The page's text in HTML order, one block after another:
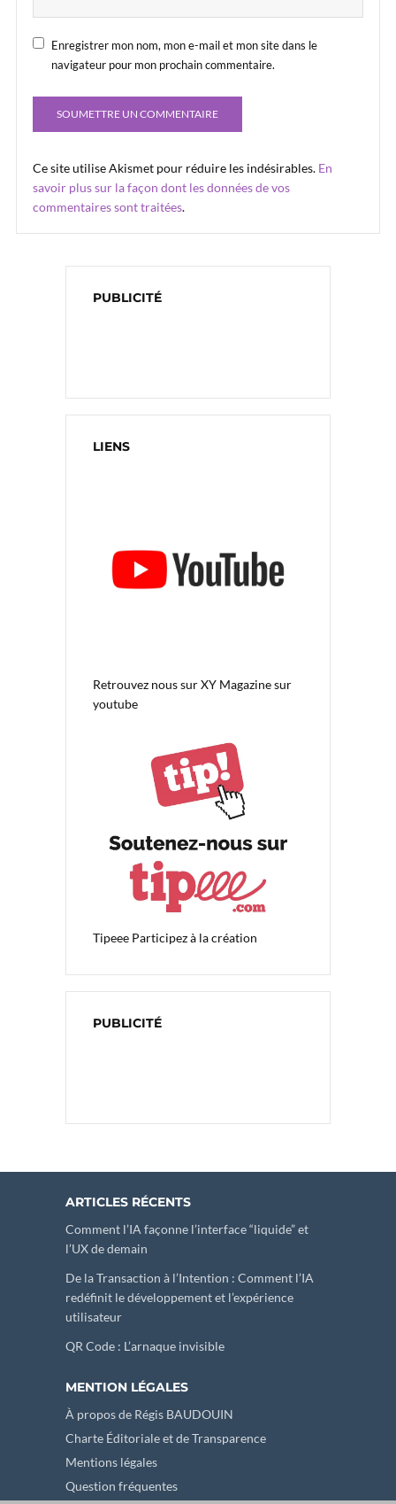
Enregistrer mon nom, mon e-mail et mon site dans le
navigateur pour mon prochain commentaire.
Ce site utilise Akismet pour réduire les indésirables. En
savoir plus sur la façon dont les données de vos
commentaires sont traitées.
PUBLICITÉ
LIENS
Retrouvez nous surXY Magazine sur
youtube
Tipeee Participez à la création
PUBLICITÉ
ARTICLES RÉCENTS
Comment l’IA façonne l’interface “liquide” et
l’UX de demain
De la Transaction à l’Intention : Comment l’IA
redéfinit le développement et l’expérience
utilisateur
QR Code : L’arnaque invisible
MENTION LÉGALES
À propos de Régis BAUDOUIN
Charte Éditoriale et de Transparence
Mentions légales
Question fréquentes